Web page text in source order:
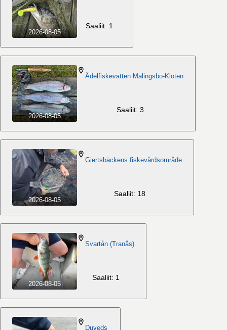
2026-08-05
Saaliit: 1
2026-08-05
Ädelfiskevatten Malingsbo-Kloten
Saaliit: 3
2026-08-05
Giertsbäckens fiskevårdsområde
Saaliit: 18
2026-08-05
Svartån (Tranås)
Saaliit: 1
Duveds